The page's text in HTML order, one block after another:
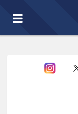
Toggle
navigation